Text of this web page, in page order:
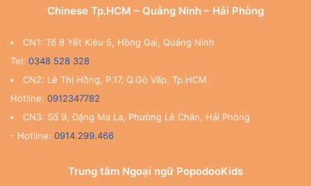
Chinese Tp.HCM – Quảng Ninh – Hải Phòng
CN1: Tổ 8 Yết Kiêu 5, Hồng Gai, Quảng Ninh
Tel: 0348 528 328
CN2: Lê Thị Hồng, P.17, Q.Gò Vấp, Tp.HCM
Hotline: 0912347782
CN3: Số 9, Đặng Ma La, Phường Lê Chân, Hải Phòng
- Hotline: 0914.299.466
Trung tâm Ngoại ngữ PopodooKids